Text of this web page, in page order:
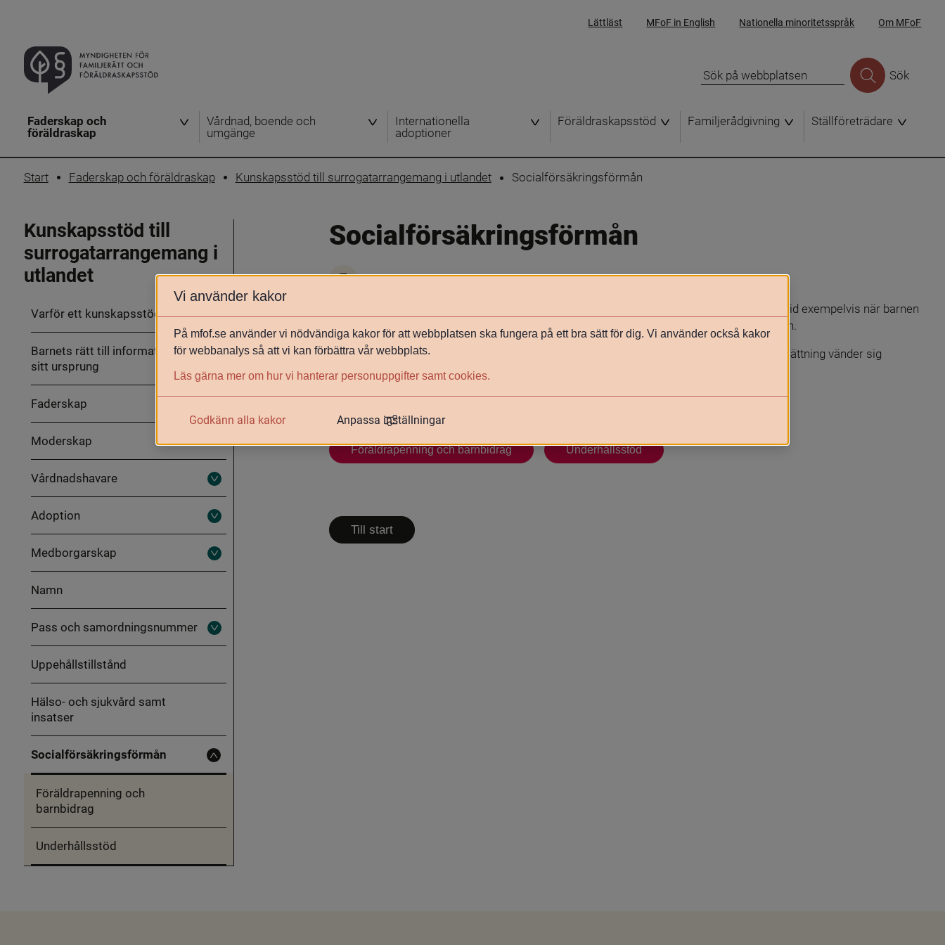
Lättläst MFoF in English Nationella minoritetsspråk Om MFoF
Sök
Faderskap och
föräldraskap
Vårdnad, boende och
umgänge
Internationella
adoptioner
Föräldraskapsstöd Familjerådgivning Ställföreträdare
Start Faderskap och föräldraskap Kunskapsstöd till surrogatarrangemang i utlandet Socialförsäkringsförmån
Kunskapsstöd till
surrogatarrangemang i
utlandet
Varför ett kunskapsstöd?
Barnets rätt till information om
sitt ursprung
Faderskap
ut
Moderskap
Vårdnadshavare
Fäll
ut
Adoption
Fäll
ut
Medborgarskap
Fäll
ut
Namn
Pass och samordningsnummer
Fäll
ut
Uppehållstillstånd
Hälso- och sjukvård samt
insatser
Socialförsäkringsförmån
Fäll
in
Föräldrapenning och
barnbidrag
Underhållsstöd
Socialförsäkringsförmån
Skriv ut
Socialförsäkringen handlar om att ge ekonomisk trygghet vid livets olika skeenden som vid exempelvis när barnen
är små. Socialförsäkringsförmåner när barnen är små söker man hos Försäkringskassan.
Personer som vid behov exempelvis inte har rätt till föräldraförsäkring eller har en låg ersättning vänder sig
vanligen till socialtjänsten för att ansöka om försörjningsstöd.
Länk
Försäkringkassans hemsida
Föräldrapenning och barnbidrag Underhållsstöd
Till start
Vi använder kakor
På mfof.se använder vi nödvändiga kakor för att webbplatsen ska fungera på ett bra sätt för dig. Vi använder också kakor
för webbanalys så att vi kan förbättra vår webbplats.
Läs gärna mer om hur vi hanterar personuppgifter samt cookies.
Godkänn alla kakor Anpassa inställningar